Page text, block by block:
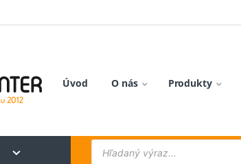
Úvod O nás Produkty
Products
search